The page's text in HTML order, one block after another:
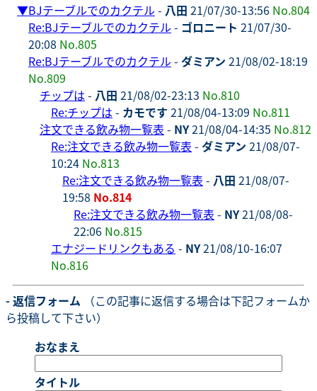
▼BJテーブルでのカクテル - 八田 21/07/30-13:56 No.804
Re:BJテーブルでのカクテル - ゴロニート 21/07/30-
20:08 No.805
Re:BJテーブルでのカクテル - ダミアン 21/08/02-18:19
No.809
チップは - 八田 21/08/02-23:13 No.810
Re:チップは - カモです 21/08/04-13:09 No.811
注文できる飲み物一覧表 - NY21/08/04-14:35 No.812
Re:注文できる飲み物一覧表 - ダミアン 21/08/07-
10:24 No.813
Re:注文できる飲み物一覧表 - 八田 21/08/07-
19:58 No.814
Re:注文できる飲み物一覧表 - NY21/08/08-
22:06 No.815
エナジードリンクもある - NY21/08/10-16:07
No.816
- 返信フォーム （この記事に返信する場合は下記フォームか
ら投稿して下さい）
おなまえ
タイトル